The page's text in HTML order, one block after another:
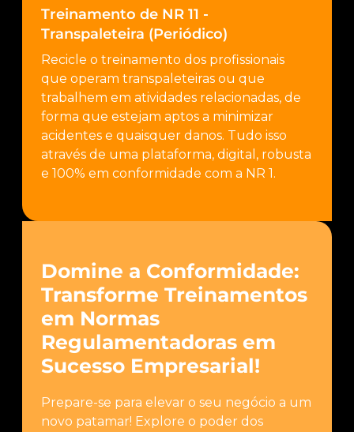
Treinamento de NR 11 -
Transpaleteira (Periódico)
Recicle o treinamento dos profissionais
que operam transpaleteiras ou que
trabalhem em atividades relacionadas, de
forma que estejam aptos a minimizar
acidentes e quaisquer danos. Tudo isso
através de uma plataforma, digital, robusta
e 100% em conformidade com a NR 1.
Domine a Conformidade:
Transforme Treinamentos
em Normas
Regulamentadoras em
Sucesso Empresarial!
Prepare-se para elevar o seu negócio a um
novo patamar! Explore o poder dos